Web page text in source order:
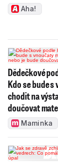
Aha!
Dědečkové
Kdo se bude
chodit na
doučovat
Maminka